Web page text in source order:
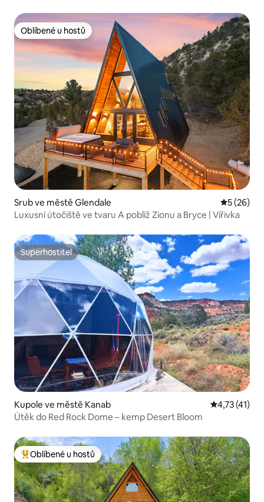
Oblíbené u hostů
Oblíbené u hostů
Srub ve městě Glendale Průměrné
5 (26)
Luxusní útočiště ve tvaru A poblíž Zionu a Bryce | Vířivka
Superhostitel
Superhostitel
Kupole ve městě Kanab Průměrné
4,73 (41)
Útěk do Red Rock Dome – kemp Desert Bloom
Nejlepší v kategorii Oblíbené u hostů
Oblíbené u hostů